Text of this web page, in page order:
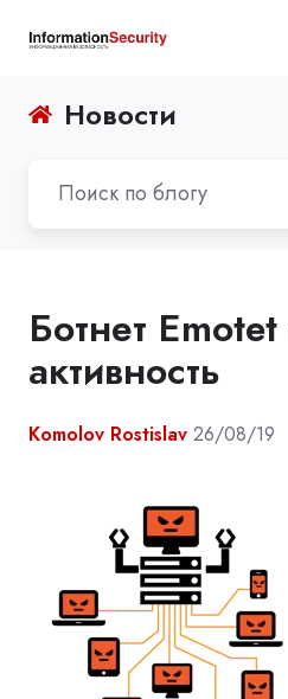
Новости
Ботнет
активность
Komolov Rostislav 26/08/19